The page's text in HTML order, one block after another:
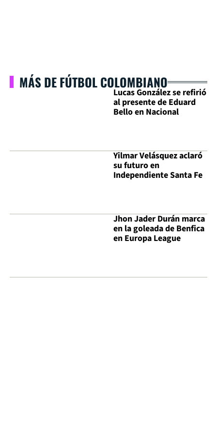
MÁS DE FÚTBOL COLOMBIANO
Lucas González se refirió
al presente de Eduard
Bello en Nacional
Yilmar Velásquez aclaró
su futuro en
Independiente Santa Fe
Jhon Jader Durán marca
en la goleada de Benfica
en Europa League